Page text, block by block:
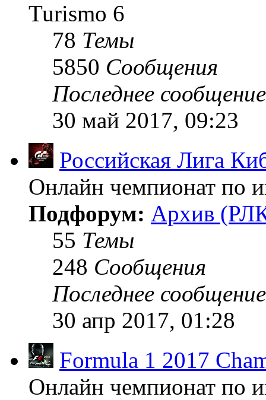
Turismo 6
78 Темы
5850 Сообщения
Последнее сообщение
30 май 2017, 09:23
Российская Лига
Онлайн чемпионат по
Подфорум: Архив
55 Темы
248 Сообщения
Последнее сообщение
30 апр 2017, 01:28
Formula 1 2017
Онлайн чемпионат по